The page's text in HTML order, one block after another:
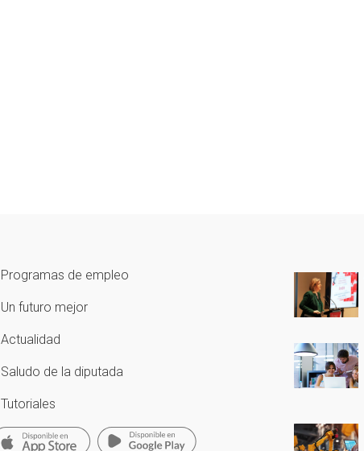
Programas de empleo
Un futuro mejor
Actualidad
Saludo de la diputada
Tutoriales